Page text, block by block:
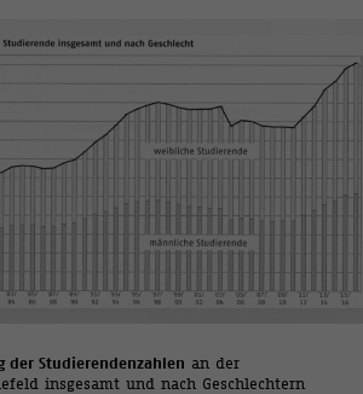
der Studierendenzahlen an der
insgesamt und nach Geschlechtern